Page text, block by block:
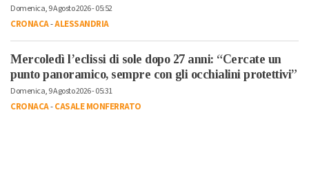
Domenica, 9 Agosto 2026 - 05:52
CRONACA-ALESSANDRIA
Mercoledì l’eclissi di sole dopo 27 anni: “Cercate un
punto panoramico, sempre con gli occhialini protettivi”
Domenica, 9 Agosto 2026 - 05:31
CRONACA-CASALE MONFERRATO